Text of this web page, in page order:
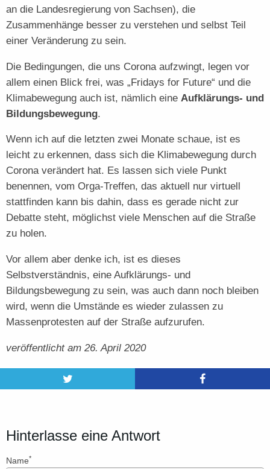
an die Landesregierung von Sachsen), die
Zusammenhänge besser zu verstehen und selbst Teil
einer Veränderung zu sein.
Die Bedingungen, die uns Corona aufzwingt, legen vor
allem einen Blick frei, was „Fridays for Future“ und die
Klimabewegung auch ist, nämlich eine Aufklärungs- und
Bildungsbewegung.
Wenn ich auf die letzten zwei Monate schaue, ist es
leicht zu erkennen, dass sich die Klimabewegung durch
Corona verändert hat. Es lassen sich viele Punkt
benennen, vom Orga-Treffen, das aktuell nur virtuell
stattfinden kann bis dahin, dass es gerade nicht zur
Debatte steht, möglichst viele Menschen auf die Straße
zu holen.
Vor allem aber denke ich, ist es dieses
Selbstverständnis, eine Aufklärungs- und
Bildungsbewegung zu sein, was auch dann noch bleiben
wird, wenn die Umstände es wieder zulassen zu
Massenprotesten auf der Straße aufzurufen.
veröffentlicht am 26. April 2020
Hinterlasse eine Antwort
Name*